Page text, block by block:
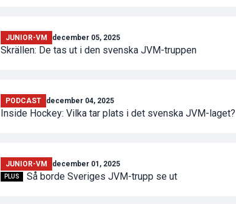
JUNIOR-VM december 05, 2025
Skrällen: De tas ut i den svenska JVM-truppen
PODCAST december 04, 2025
Inside Hockey: Vilka tar plats i det svenska JVM-laget?
JUNIOR-VM december 01, 2025
PLUS Så borde Sveriges JVM-trupp se ut